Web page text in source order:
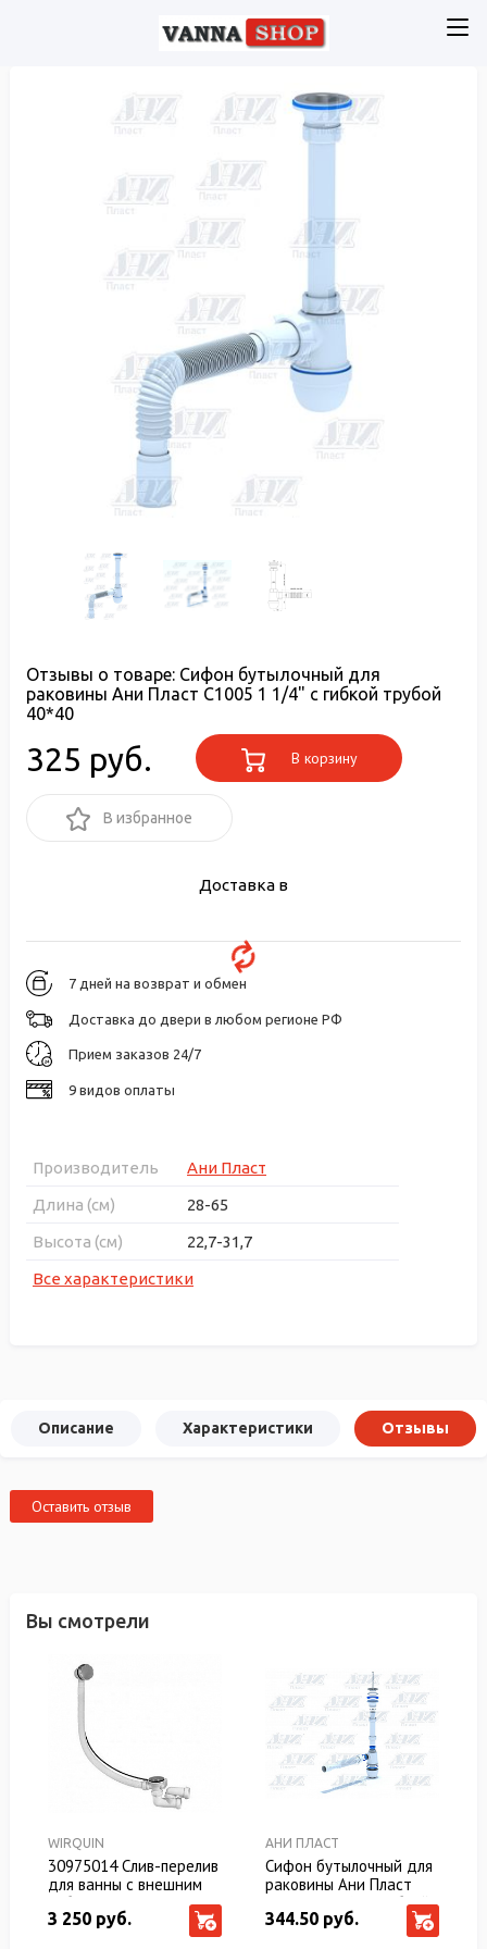
Отзывы о товаре: Сифон бутылочный для
раковины Ани Пласт C1005 1 1/4" с гибкой трубой
40*40
325 руб. В корзину
В избранное
Доставка в
7 дней на возврат и обмен
Доставка до двери в любом регионе РФ
Прием заказов 24/7
9 видов оплаты
Производитель
Ани Пласт
Длина (см)
28-65
Высота (см)
22,7-31,7
Все характеристики
Описание Характеристики Отзывы
Оставить отзыв
Вы смотрели
WIRQUIN
30975014 Слив-перелив
для ванны с внешним
кабелем L.700
ммрегулируем. сифоном,
3 250 руб.
АНИ ПЛАСТ
Сифон бутылочный для
раковины Ани Пласт
BM1015 1 1/4" с гибкой
трубой
344.50 руб.